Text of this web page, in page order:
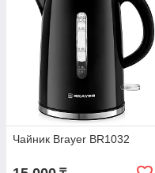
Чайник Brayer BR1032